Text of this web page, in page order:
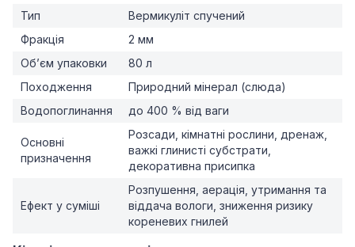
Тип
Вермикуліт спучений
Фракція
2 мм
Об’єм упаковки
80 л
Походження
Природний мінерал (слюда)
Водопоглинання
до 400 % від ваги
Основні
призначення
Розсади, кімнатні рослини, дренаж,
важкі глинисті субстрати,
декоративна присипка
Ефект у суміші
Розпушення, аерація, утримання та
віддача вологи, зниження ризику
кореневих гнилей